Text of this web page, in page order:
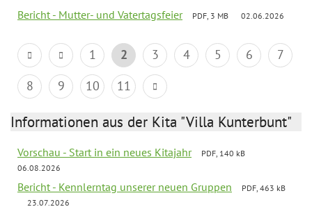
Bericht - Mutter- und Vatertagsfeier PDF, 3 MB 02.06.2026
1 2 3 4 5 6
7
8
9 10 11
Informationen aus der Kita "Villa Kunterbunt"
Vorschau - Start in ein neues Kitajahr
PDF, 140 kB
06.08.2026
Bericht - Kennlerntag unserer neuen Gruppen
PDF, 463 kB
23.07.2026